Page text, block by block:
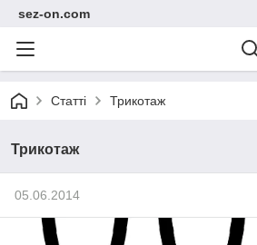
sez-on.com
Статті Трикотаж
Трикотаж
05.06.2014